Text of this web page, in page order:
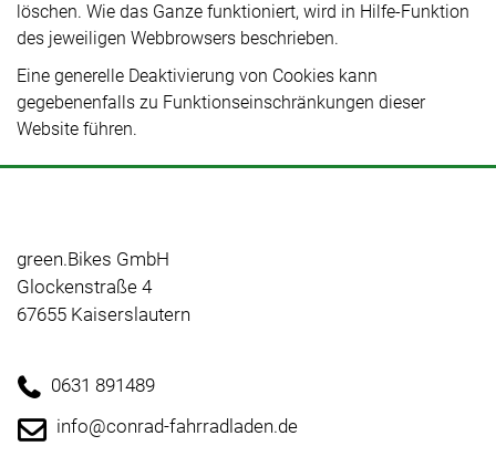
löschen. Wie das Ganze funktioniert, wird in Hilfe-Funktion
des jeweiligen Webbrowsers beschrieben.
Eine generelle Deaktivierung von Cookies kann
gegebenenfalls zu Funktionseinschränkungen dieser
Website führen.
green.Bikes GmbH
Glockenstraße 4
67655 Kaiserslautern
0631 891489
info@conrad-fahrradladen.de